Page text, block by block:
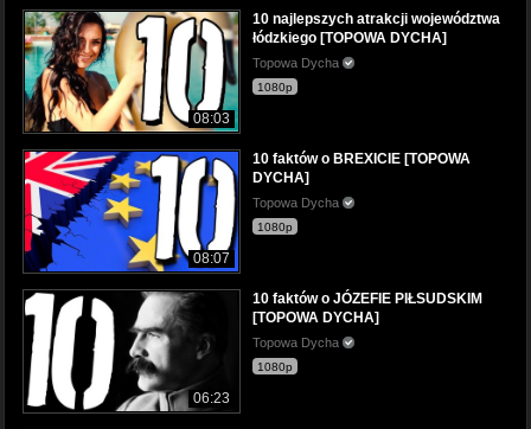
08:03
10 najlepszych atrakcji województwa
łódzkiego [TOPOWA DYCHA]
Topowa Dycha
1080p
08:07
10 faktów o BREXICIE [TOPOWA
DYCHA]
Topowa Dycha
1080p
06:23
10 faktów o JÓZEFIE PIŁSUDSKIM
[TOPOWA DYCHA]
Topowa Dycha
1080p